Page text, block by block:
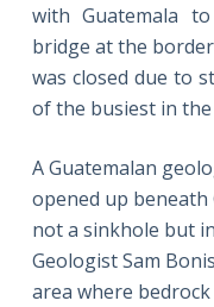
with Guatemala
bridge at the
was closed due to
of the busiest in
A Guatemalan
opened up beneath
not a sinkhole but
Geologist Sam
area where